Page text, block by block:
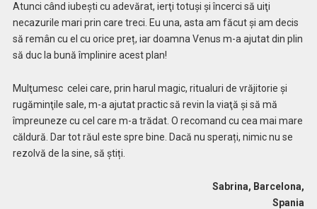
Atunci când iubeşti cu adevărat, ierţi totuși şi încerci să uiţi
necazurile mari prin care treci. Eu una, asta am făcut și am decis
să remân cu el cu orice preț, iar doamna Venus m-a ajutat din plin
să duc la bună împlinire acest plan!
Mulţumesc celei care, prin harul magic, ritualuri de vrăjitorie şi
rugăminţile sale, m-a ajutat practic să revin la viaţă și să mă
împreuneze cu cel care m-a trădat. O recomand cu cea mai mare
căldură. Dar tot răul este spre bine. Dacă nu sperați, nimic nu se
rezolvă de la sine, să știți.
Sabrina, Barcelona,
Spania